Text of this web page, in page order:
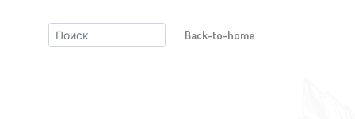
Найти: Back-to-home